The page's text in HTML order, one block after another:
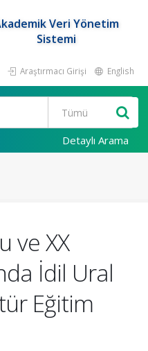
Veri Yönetim
Sistemi
Araştırmacı Girişi English
Detaylı Arama
ve XX
İdil Ural
Eğitim